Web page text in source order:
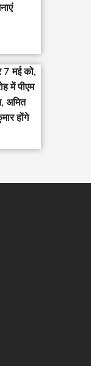
7 मई को,
में पीएम
अमित
होंगे